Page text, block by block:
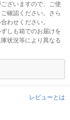
ざいますので、ご使
確認ください。さら
わせください。
しも箱でのお届けを
状況等により異なる
レビューとは